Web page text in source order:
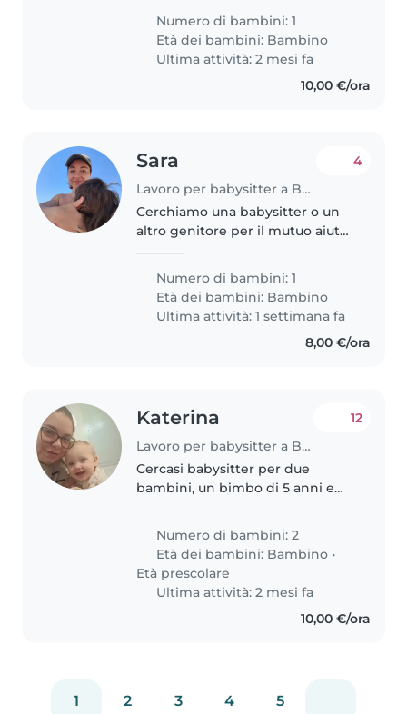
entrambi genitori lavoratori e
senza supporto di nonni
abbiamo bisogno di qualcuno
Numero di bambini: 1
Età dei bambini: Bambino
Ultima attività: 2 mesi fa
10,00 €/ora
Sara
Lavoro per babysitter a Bologna
4
Cerchiamo una babysitter o un
altro genitore per il mutuo aiuto
bambino di 3 anni. È una piccola
esploratrice piena di energia e
sempre curiosa! Saremmo..
Numero di bambini: 1
Età dei bambini: Bambino
Ultima attività: 1 settimana fa
8,00 €/ora
Katerina
Lavoro per babysitter a Bologna
12
Cercasi babysitter per due
bambini, un bimbo di 5 anni e
calmi, intelligenti e
indipendenti. Siamo una famiglia
multilingue (italiano, rumeno,
russo..
Numero di bambini: 2
Età dei bambini: Bambino •
Età prescolare
Ultima attività: 2 mesi fa
10,00 €/ora
1 2 3 4 5